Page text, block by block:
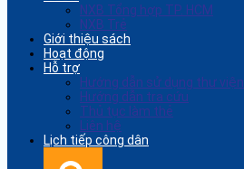
NXB Tổng hợp TP. HCM
NXB Trẻ
Giới thiệu sách
Hoạt động
Hỗ trợ
Hướng dẫn sử dụng thư viện
Hướng dẫn tra cứu
Thủ tục làm thẻ
Liên hệ
Lịch tiếp công dân